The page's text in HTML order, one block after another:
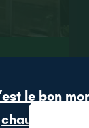
le bon
chaudière